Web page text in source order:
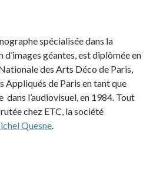
spécialisée dans la
géantes, est diplômée en
des Arts Déco de Paris,
Appliqués de Paris en tant que
l’audiovisuel, en 1984. Tout
chez ETC, la société
Quesne
Jeanne Gauthé (1986-2013)